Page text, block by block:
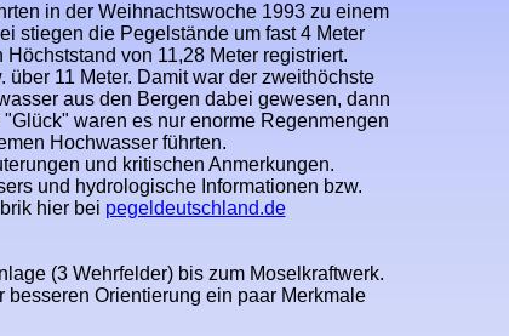
in der Weihnachtswoche 1993 zu einem
stiegen die Pegelstände um fast 4 Meter
von 11,28 Meter registriert.
11 Meter. Damit war der zweithöchste
aus den Bergen dabei gewesen, dann
waren es nur enorme Regenmengen
Hochwasser führten.
und kritischen Anmerkungen.
und hydrologische Informationen bzw.
hier bei pegeldeutschland.de
(3 Wehrfelder) bis zum Moselkraftwerk.
Orientierung ein paar Merkmale